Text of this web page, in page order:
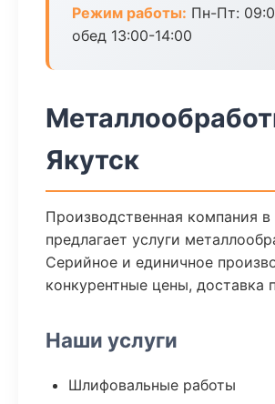
Режим работы: Пн-Пт:
обед 13:00-14:00
Якутск
Производственная компания в
предлагает услуги
Серийное и единичное
конкурентные цены, доставка
Наши услуги
Шлифовальные работы